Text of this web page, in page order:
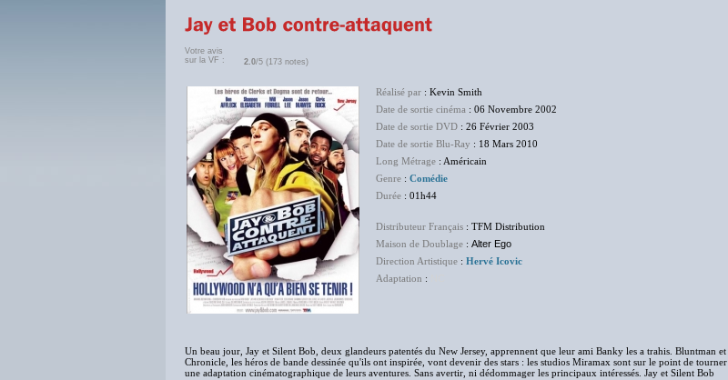
Votre avis
sur la VF :
2.0/5 (173 notes)
Réalisé par : Kevin Smith
Date de sortie cinéma : 06 Novembre 2002
Date de sortie DVD : 26 Février 2003
Date de sortie Blu-Ray : 18 Mars 2010
Long Métrage : Américain
Genre : Comédie
Durée : 01h44
Distributeur Français : TFM Distribution
Maison de Doublage : Alter Ego
Direction Artistique : Hervé Icovic
Adaptation :
Un beau jour, Jay et Silent Bob, deux glandeurs patentés du New Jersey, apprennent que leur ami Banky les a trahis. Bluntman et
Chronicle, les héros de bande dessinée qu'ils ont inspirée, vont devenir des stars : les studios Miramax sont sur le point de tourner
une adaptation cinématographique de leurs aventures. Sans avertir, ni dédommager les principaux intéressés. Jay et Silent Bob